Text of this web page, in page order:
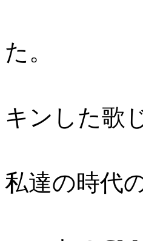
CDを
た。
やっぱ
キンした歌
メロデ
私達の時代
暫くす